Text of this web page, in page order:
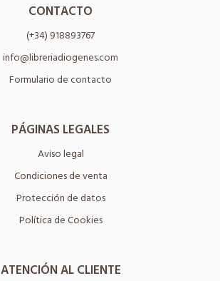
CONTACTO
(+34) 918893767
info@libreriadiogenes.com
Formulario de contacto
PÁGINAS LEGALES
Aviso legal
Condiciones de venta
Protección de datos
Política de Cookies
ATENCIÓN AL CLIENTE